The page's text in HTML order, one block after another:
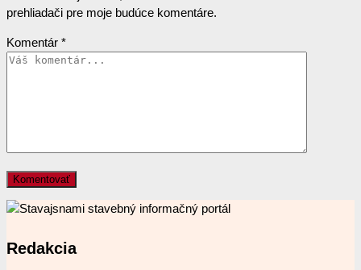
prehliadači pre moje budúce komentáre.
Komentár *
Redakcia